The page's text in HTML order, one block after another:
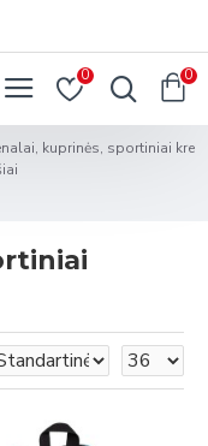
0 0
kuprinės, sportiniai kre